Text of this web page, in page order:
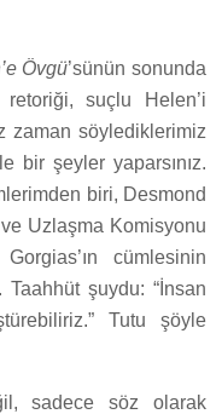
Övgü’sünün sonunda
retoriği, suçlu Helen’i
zaman söylediklerimiz
bir şeyler yaparsınız.
biri, Desmond
Uzlaşma Komisyonu
cümlesinin
şuydu: “İnsan
Tutu şöyle
sadece söz olarak